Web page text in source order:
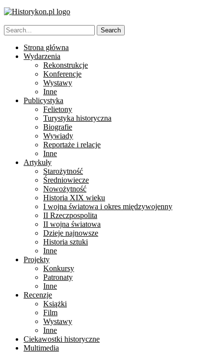
Strona główna
Wydarzenia
Rekonstrukcje
Konferencje
Wystawy
Inne
Publicystyka
Felietony
Turystyka historyczna
Biografie
Wywiady
Reportaże i relacje
Inne
Artykuły
Starożytność
Średniowiecze
Nowożytność
Historia XIX wieku
I wojna światowa i okres międzywojenny
II Rzeczpospolita
II wojna światowa
Dzieje najnowsze
Historia sztuki
Inne
Projekty
Konkursy
Patronaty
Inne
Recenzje
Książki
Film
Wystawy
Inne
Ciekawostki historyczne
Multimedia